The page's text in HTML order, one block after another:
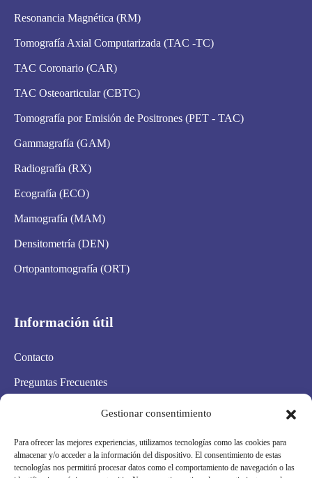
Gestionar consentimiento
Para ofrecer las mejores experiencias, utilizamos tecnologías como las cookies para
almacenar y/o acceder a la información del dispositivo. El consentimiento de estas
tecnologías nos permitirá procesar datos como el comportamiento de navegación o las
Resonancia Magnética (RM)
Tomografía Axial Computarizada (TAC -TC)
TAC Coronario (CAR)
TAC Osteoarticular (CBTC)
Tomografía por Emisión de Positrones (PET - TAC)
Gammagrafía (GAM)
Radiografía (RX)
Ecografía (ECO)
Mamografía (MAM)
Densitometría (DEN)
Ortopantomografía (ORT)
Información útil
Contacto
Preguntas Frecuentes
Política de cookies